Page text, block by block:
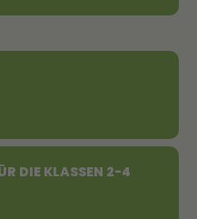
DIE KLASSEN 2-4